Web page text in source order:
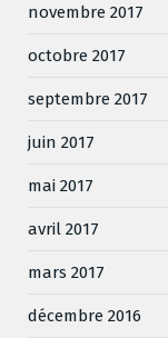
novembre 2017
octobre 2017
septembre 2017
juin 2017
mai 2017
avril 2017
mars 2017
décembre 2016